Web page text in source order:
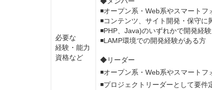
必要な
経験・能力
資格など
◾オープン系・Web系やスマート
◾コンテンツ、サイト開発・保守に
◾PHP、Java)のいずれかで開発経
◾LAMP環境での開発経験がある方
◆リーダー
◾オープン系・Web系やスマート
◾プロジェクトリーダーとして要